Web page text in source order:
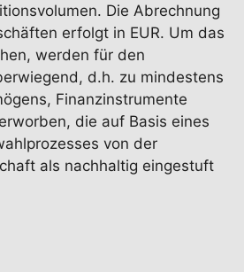
Die Abrechnung
erfolgt in EUR. Um das
werden für den
d.h. zu mindestens
Finanzinstrumente
die auf Basis eines
von der
als nachhaltig eingestuft